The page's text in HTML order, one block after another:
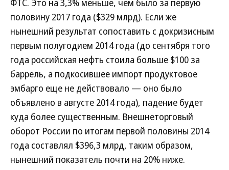
ФТС. Это на 3,3% меньше, чем было за первую
половину 2017 года ($329 млрд). Если же
нынешний результат сопоставить с докризисным
первым полугодием 2014 года (до сентября того
года российская нефть стоила больше $100 за
баррель, а подкосившее импорт продуктовое
эмбарго еще не действовало — оно было
объявлено в августе 2014 года), падение будет
куда более существенным. Внешнеторговый
оборот России по итогам первой половины 2014
года составлял $396,3 млрд, таким образом,
нынешний показатель почти на 20% ниже.